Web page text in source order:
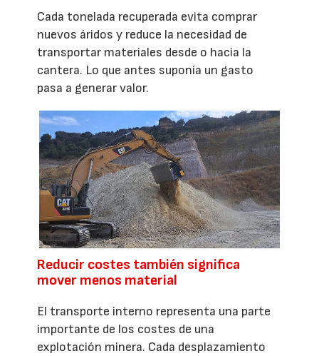
Cada tonelada recuperada evita comprar
nuevos áridos y reduce la necesidad de
transportar materiales desde o hacia la
cantera. Lo que antes suponía un gasto
pasa a generar valor.
Reducir costes también significa
mover menos material
El transporte interno representa una parte
importante de los costes de una
explotación minera. Cada desplazamiento